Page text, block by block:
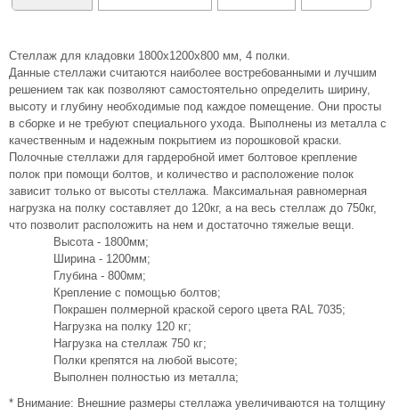
Стеллаж для кладовки 1800х1200х800 мм, 4 полки.
Данные стеллажи считаются наиболее востребованными и лучшим
решением так как позволяют самостоятельно определить ширину,
высоту и глубину необходимые под каждое помещение. Они просты
в сборке и не требуют специального ухода. Выполнены из металла с
качественным и надежным покрытием из порошковой краски.
Полочные стеллажи для гардеробной имет болтовое крепление
полок при помощи болтов, и количество и расположение полок
зависит только от высоты стеллажа. Максимальная равномерная
нагрузка на полку составляет до 120кг, а на весь стеллаж до 750кг,
что позволит расположить на нем и достаточно тяжелые вещи.
Высота - 1800мм;
Ширина - 1200мм;
Глубина - 800мм;
Крепление с помощью болтов;
Покрашен полмерной краской серого цвета RAL 7035;
Нагрузка на полку 120 кг;
Нагрузка на стеллаж 750 кг;
Полки крепятся на любой высоте;
Выполнен полностью из металла;
* Внимание: Внешние размеры стеллажа увеличиваются на толщину